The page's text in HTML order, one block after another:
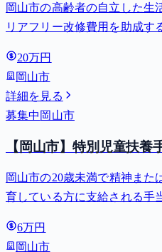
岡山市の高齢者の自立した生
リアフリー改修費用を助成す
20万円
岡山市
詳細を見る
募集中 岡山市
【岡山市】特別児童扶養
岡山市の20歳未満で精神また
育している方に支給される手
6万円
岡山市